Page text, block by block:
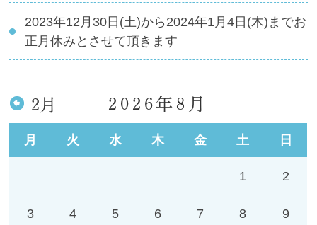
2023年12月30日(土)から2024年1月4日(木)までお
正月休みとさせて頂きます
2026年8月
月 火 水 木 金 土 日
2月
1 2
3 4 5 6 7 8 9